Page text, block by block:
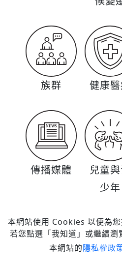
族群 健康
傳播媒體
兒童
少年
本網站使用 Cookies 以便為您
若您點選「我知道」或繼續瀏
本網站的隱私權政